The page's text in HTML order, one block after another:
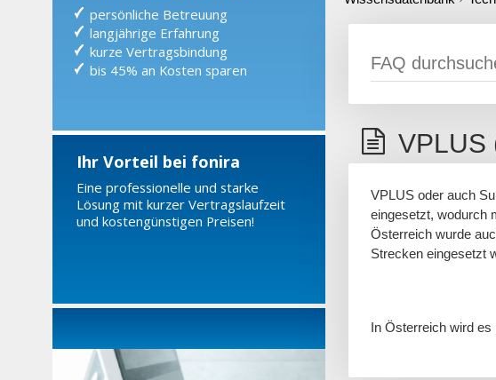
persönliche Betreuung
langjährige Erfahrung
kurze Vertragsbindung
bis 45% an Kosten sparen
Ihr Vorteil bei fonira
Eine professionelle und starke
Lösung mit kurzer Vertragslaufzeit
und kostengünstigen Preisen!
VPLUS
VPLUS oder auch
eingesetzt, wodurch
Österreich wurde
Strecken eingesetzt
In Österreich wird es